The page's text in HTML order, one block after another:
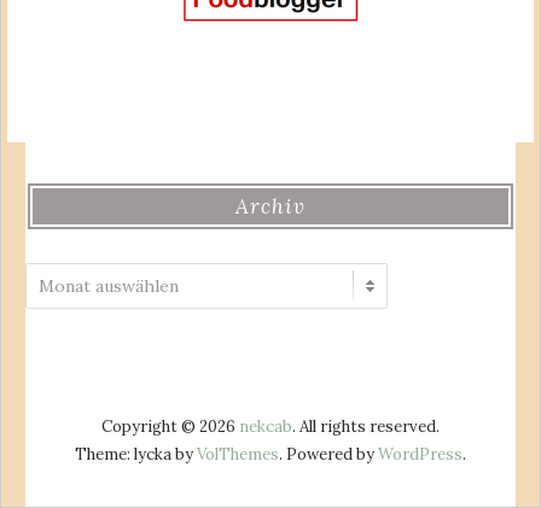
Archiv
Copyright © 2026 nekcab. All rights reserved.
Theme: lycka byVolThemes. Powered byWordPress.